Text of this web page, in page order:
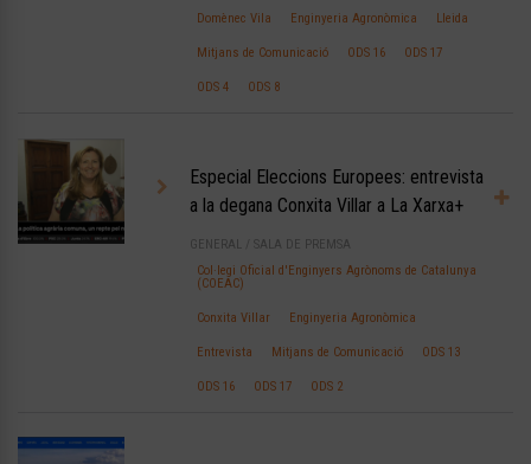
Domènec Vila Enginyeria Agronòmica Lleida
Mitjans de Comunicació ODS 16 ODS 17
ODS 4 ODS 8
Especial Eleccions Europees: entrevista
a la degana Conxita Villar a La Xarxa+
GENERAL
SALA DE PREMSA
Col·legi Oficial d'Enginyers Agrònoms de Catalunya
(COEAC)
Conxita Villar Enginyeria Agronòmica
Entrevista Mitjans de Comunicació ODS 13
ODS 16 ODS 17 ODS 2